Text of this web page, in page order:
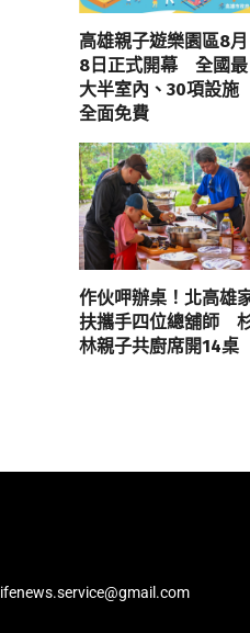
高雄親子遊樂園區8月
8日正式開幕 全國最
大半室內、30項設施
全面免費
作伙呷辦桌！北高雄
扶攜手四位總舖師
林親子共廚席開14桌
lifenews.service@gmail.com